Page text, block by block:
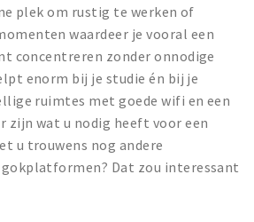
plek om rustig te werken of
waardeer je vooral een
concentreren zonder onnodige
enorm bij je studie én bij je
ruimtes met goede wifi en een
zijn wat u nodig heeft voor een
u trouwens nog andere
Dat zou interessant